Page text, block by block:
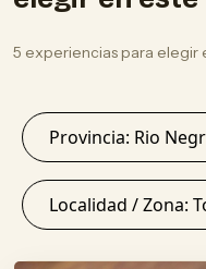
5 experiencias para elegir
Provincia: Rio